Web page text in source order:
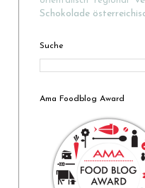
Schokolade
Suche
Ama Foodblog Award